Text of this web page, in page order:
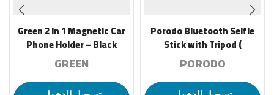
Porodo Bluetooth Selfie
Stick with Tripod (
Detachable Remote
Shutter ) – Black
PORODO
Green 2 in 1 Magnetic Car
Phone Holder – Black
GREEN